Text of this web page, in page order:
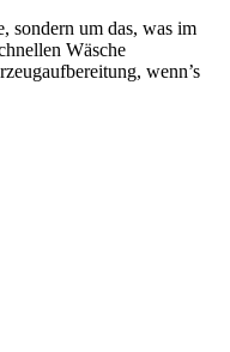
sondern um das, was im
Wäsche
wenn’s